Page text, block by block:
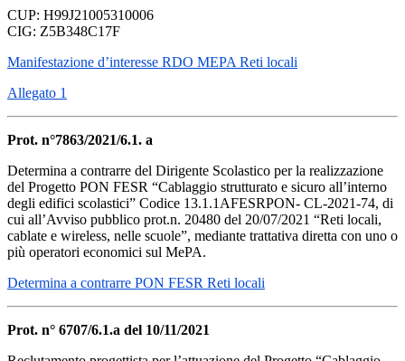
CUP: H99J21005310006
CIG: Z5B348C17F
Manifestazione d’interesse RDO MEPA Reti locali
Allegato 1
Prot. n°7863/2021/6.1. a
Determina a contrarre del Dirigente Scolastico per la realizzazione
del Progetto PON FESR “Cablaggio strutturato e sicuro all’interno
degli edifici scolastici” Codice 13.1.1AFESRPON- CL-2021-74, di
cui all’Avviso pubblico prot.n. 20480 del 20/07/2021 “Reti locali,
cablate e wireless, nelle scuole”, mediante trattativa diretta con uno o
più operatori economici sul MePA.
Determina a contrarre PON FESR Reti locali
Prot. n° 6707/6.1.a del 10/11/2021